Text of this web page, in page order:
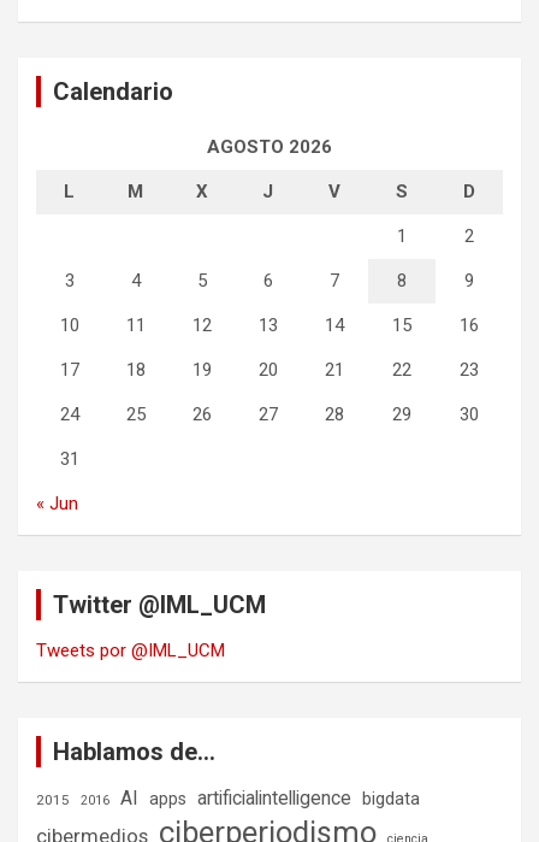
Calendario
AGOSTO 2026
L M X J V S D
1 2
3 4 5 6 7 8 9
10 11 12 13 14 15 16
17 18 19 20 21 22 23
24 25 26 27 28 29 30
31
« Jun
Twitter @IML_UCM
Tweets por @IML_UCM
Hablamos de…
2015 2016 AI apps artificialintelligence bigdata
cibermedios ciberperiodismo ciencia